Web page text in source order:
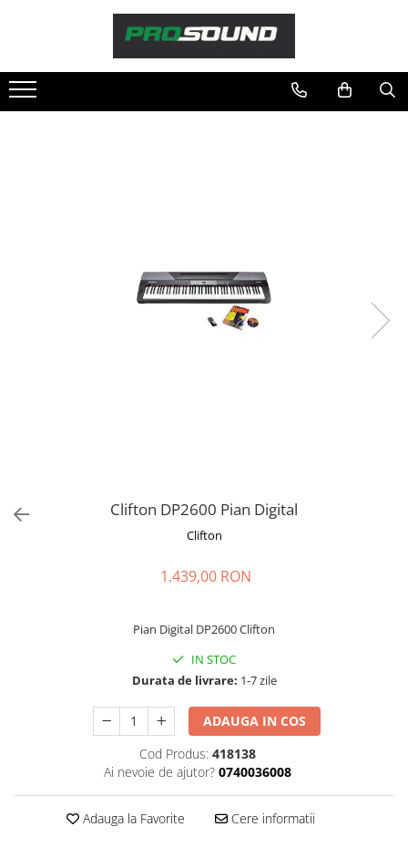
Sonorizare / PA
Accesorii de microfoane
Microfoane de broadcast
Microfoane de masurare si
Microfoane de Suprafata
Microfoane de voce si live
Microfoane lavaliera si headset
Microfoane podcast, USB, iOS /
Microfoane pt Camere Video
Microfoane pt instalatii si
Clifton DP2600 Pian Digital
Clifton
1.439,00 RON
Pian Digital DP2600 Clifton
IN STOC
Durata de livrare: 1-7 zile
ADAUGA IN COS
Cod Produs: 418138
Ai nevoie de ajutor? 0740036008
Adauga la Favorite Cere informatii